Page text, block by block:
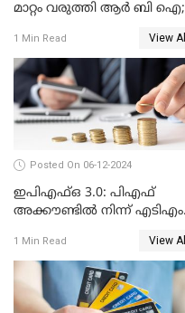
മാറ്റം വരുത്തി ആർ ബി ഐ;
ലോൺ എടുത്തവരും
അറിഞ്ഞിരിക്കേണ്ട
കാര്യങ്ങൾ
1 Min Read View All
Posted On 06-12-2024
ഇപിഎഫ്ഒ 3.0: പിഎഫ്
അക്കൗണ്ടിൽ നിന്ന് എടിഎം
1 Min Read View All